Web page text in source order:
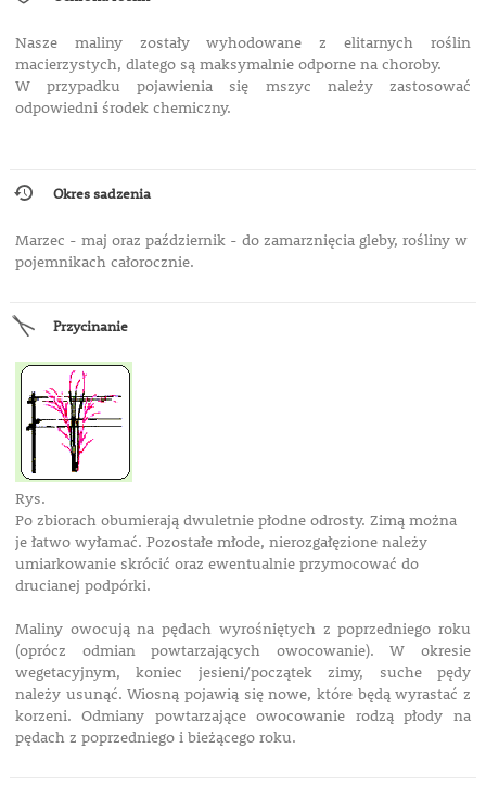
Nasze maliny zostały wyhodowane z elitarnych roślin
macierzystych, dlatego są maksymalnie odporne na choroby.
W przypadku pojawienia się mszyc należy zastosować
odpowiedni środek chemiczny.
Okres sadzenia
Marzec - maj oraz październik - do zamarznięcia gleby, rośliny w
pojemnikach całorocznie.
Przycinanie
Rys.
Po zbiorach obumierają dwuletnie płodne odrosty. Zimą można
je łatwo wyłamać. Pozostałe młode, nierozgałęzione należy
umiarkowanie skrócić oraz ewentualnie przymocować do
drucianej podpórki.
Maliny owocują na pędach wyrośniętych z poprzedniego roku
(oprócz odmian powtarzających owocowanie). W okresie
wegetacyjnym, koniec jesieni/początek zimy, suche pędy
należy usunąć. Wiosną pojawią się nowe, które będą wyrastać z
korzeni. Odmiany powtarzające owocowanie rodzą płody na
pędach z poprzedniego i bieżącego roku.